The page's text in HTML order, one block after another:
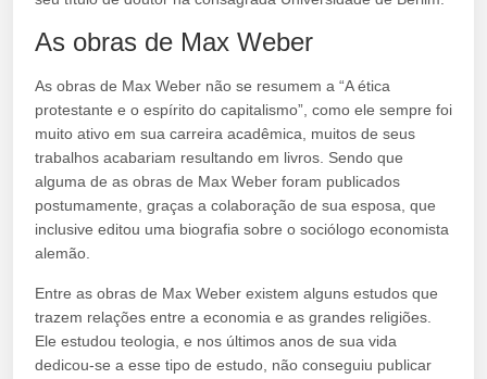
As obras de Max Weber
As obras de Max Weber não se resumem a “A ética
protestante e o espírito do capitalismo”, como ele sempre foi
muito ativo em sua carreira acadêmica, muitos de seus
trabalhos acabariam resultando em livros. Sendo que
alguma de as obras de Max Weber foram publicados
postumamente, graças a colaboração de sua esposa, que
inclusive editou uma biografia sobre o sociólogo economista
alemão.
Entre as obras de Max Weber existem alguns estudos que
trazem relações entre a economia e as grandes religiões.
Ele estudou teologia, e nos últimos anos de sua vida
dedicou-se a esse tipo de estudo, não conseguiu publicar